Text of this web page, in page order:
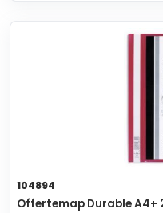
104894
Offertemap Durable A4+